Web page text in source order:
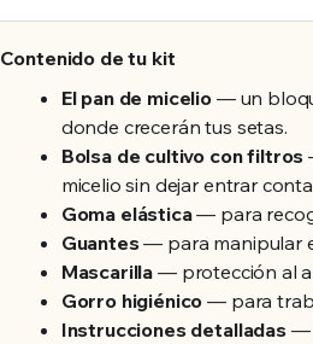
Contenido de tu kit
El pan de micelio — un
donde crecerán tus setas.
Bolsa de cultivo con filtros
micelio sin dejar entrar
Goma elástica— para
Guantes— para manipular
Mascarilla — protección al
Gorro higiénico — para
Instrucciones detalladas—